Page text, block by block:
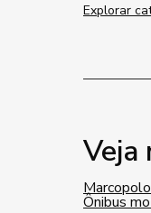
Explorar
Veja
Ônibus